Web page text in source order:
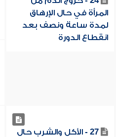
المرأة في حال الإرهاق
لمدة ساعة ونصف بعد
انقطاع الدورة
27 - الأكل والشرب حال